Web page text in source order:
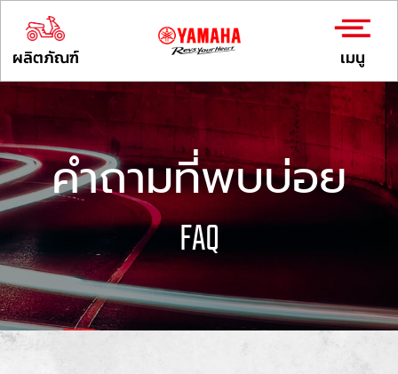
ผลิตภัณฑ์ เมนู
คำถามที่พบบ่อย
FAQ